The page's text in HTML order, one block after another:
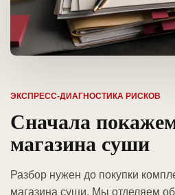
ЭКСПРЕСС-ДИАГНОСТИКА РИСКОВ
Сначала
магазина суши
Разбор нужен до покупки
магазина суши. Мы отделяем